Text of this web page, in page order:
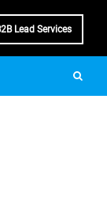
Lead Services
IT &